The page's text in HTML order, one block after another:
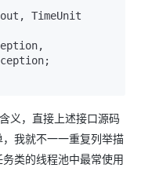
TimeUnit
义，直接上述接口源码
我就不一一重复列举描
类的线程池中最常使用